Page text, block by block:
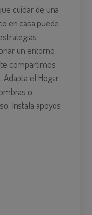
cuidar de una
en casa puede
un entorno
compartimos
Adapta el Hogar
o
Instala apoyos